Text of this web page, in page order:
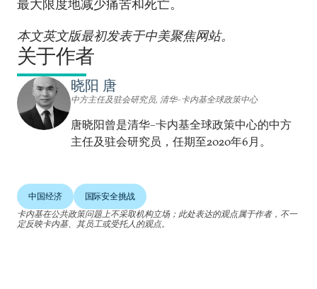
最大限度地减少痛苦和死亡。
本文英文版最初发表于中美聚焦网站。
关于作者
晓阳 唐
中方主任及驻会研究员, 清华–卡内基全球政策中心
唐晓阳曾是清华–卡内基全球政策中心的中方
主任及驻会研究员，任期至2020年6月。
中国经济
国际安全挑战
卡内基在公共政策问题上不采取机构立场；此处表达的观点属于作者，不一
定反映卡内基、其员工或受托人的观点。